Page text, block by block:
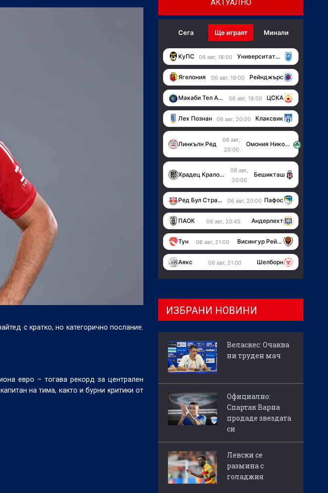
с кратко, но категорично послание.
евро – тогава рекорд за централен
на тима, както и бурни критики от
АКТУАЛНО
Сега Ще играят Минали
KуПС 06 авг, 18:00 Университатя (Крайова)
Ягелония 06 авг, 19:00 Рейнджърс
Макаби Тел Авив 06 авг, 19:00 ЦСКА
Лех Познан 06 авг, 20:00 Клаксвик
Линкълн Ред
06 авг,
20:00
Омония Никозия
Храдец Кралове
06 авг,
20:00
Бешикташ
Ред Бул Страсбург 06 авг, 20:00 Пафос
ПАОК 06 авг, 20:45 Андерлехт
Тун 06 авг, 21:00 Висингур Рейкявик
Аякс 06 авг, 21:00 Шелборн
ИЗБРАНИ НОВИНИ
Веласкес: Очаква
ни труден мач
Официално:
Спартак Варна
продаде звездата
си
Левски се
размина с
голаджия